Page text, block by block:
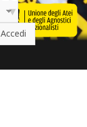
Accedi